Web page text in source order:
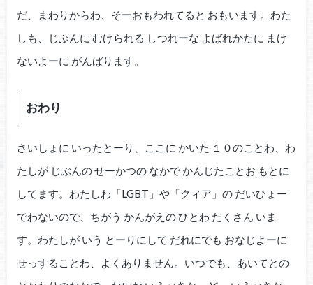
だ、まわりからわ、そーおもわれてると おもいます。わた
しも、じぶんに むけられる しつれーな よばれかたに まけ
ないよーに がんばります。
おわり
さいしょに いったとーり、ここに かいた １０のことわ、わ
たしが じぶんの せーかつの なかで かんじたことお もとに
してます。わたしわ「LGBT」や「クィア」の だいひょー
でわないので、ちがう かんがえの ひとわ たくさん いま
す。わたしが いう とーりにして だれにでも おなじよーに
せっすることわ、よくありません。いつでも、あいてとの